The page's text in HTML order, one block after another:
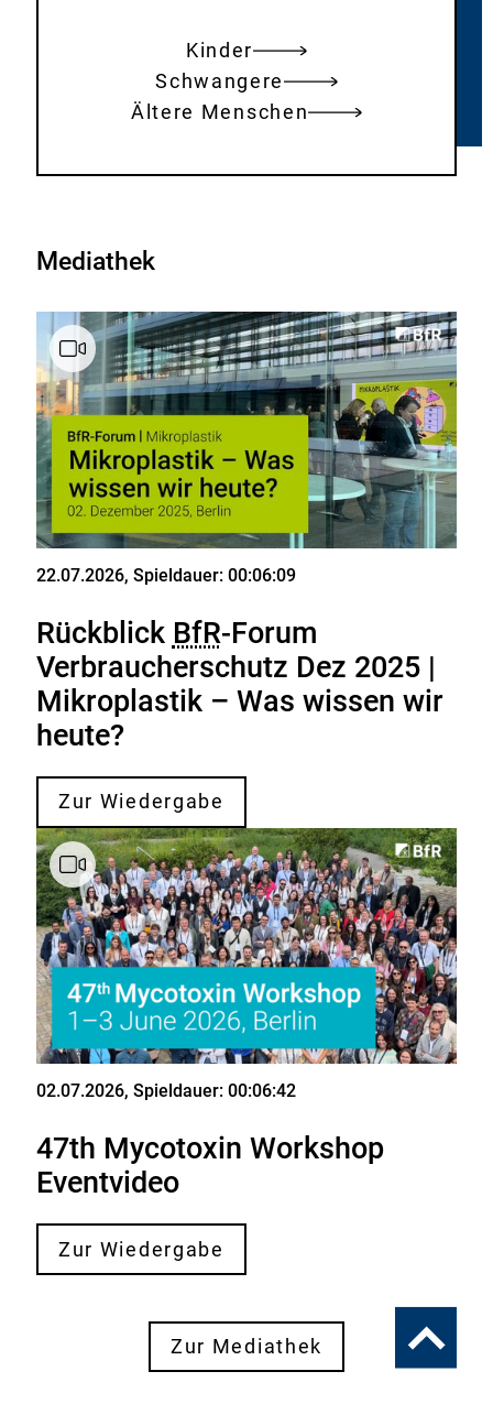
Kinder
Schwangere
Ältere Menschen
Mediathek
22.07.2026, Spieldauer: 00:06:09
Rückblick BfR-Forum
Verbraucherschutz Dez 2025 |
Mikroplastik – Was wissen wir
heute?
Zur Wiedergabe
02.07.2026, Spieldauer: 00:06:42
47th Mycotoxin Workshop
Eventvideo
Zur Wiedergabe
Zur Mediathek
Zum